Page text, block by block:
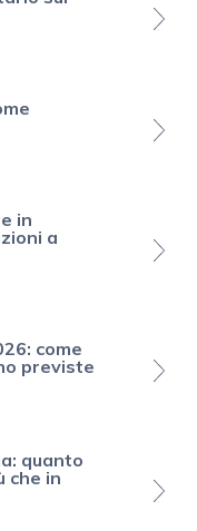
in
a
come
previste
quanto
che in